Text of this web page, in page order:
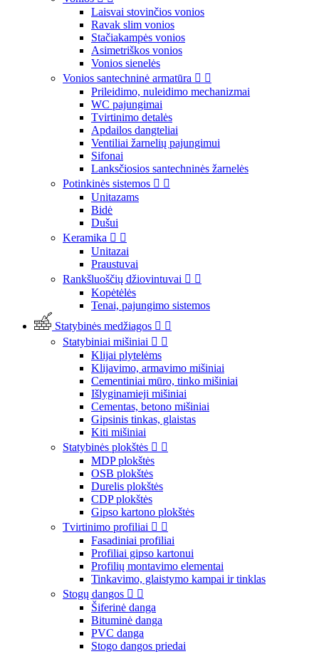
Laisvai stovinčios vonios
Ravak slim vonios
Stačiakampės vonios
Asimetriškos vonios
Vonios sienelės
Vonios santechninė armatūra  
Prileidimo, nuleidimo mechanizmai
WC pajungimai
Tvirtinimo detalės
Apdailos dangteliai
Ventiliai žarnelių pajungimui
Sifonai
Lanksčiosios santechninės žarnelės
Potinkinės sistemos  
Unitazams
Bidė
Dušui
Keramika  
Unitazai
Praustuvai
Rankšluoščių džiovintuvai  
Kopėtėlės
Tenai, pajungimo sistemos
Statybinės medžiagos  
Statybiniai mišiniai  
Klijai plytelėms
Klijavimo, armavimo mišiniai
Cementiniai mūro, tinko mišiniai
Išlyginamieji mišiniai
Cementas, betono mišiniai
Gipsinis tinkas, glaistas
Kiti mišiniai
Statybinės plokštės  
MDP plokštės
OSB plokštės
Durelis plokštės
CDP plokštės
Gipso kartono plokštės
Tvirtinimo profiliai  
Fasadiniai profiliai
Profiliai gipso kartonui
Profilių montavimo elementai
Tinkavimo, glaistymo kampai ir tinklas
Stogų dangos  
Šiferinė danga
Bituminė danga
PVC danga
Stogo dangos priedai